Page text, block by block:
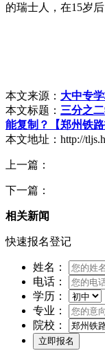
的瑞士人，在15岁
本文来源： 大中专
本文标题： 三分之
能复制？【郑州铁路
本文地址：http://
上一篇：
下一篇：
相关新闻
快速报名登记
姓名：
电话：
学历：
专业：
院校：